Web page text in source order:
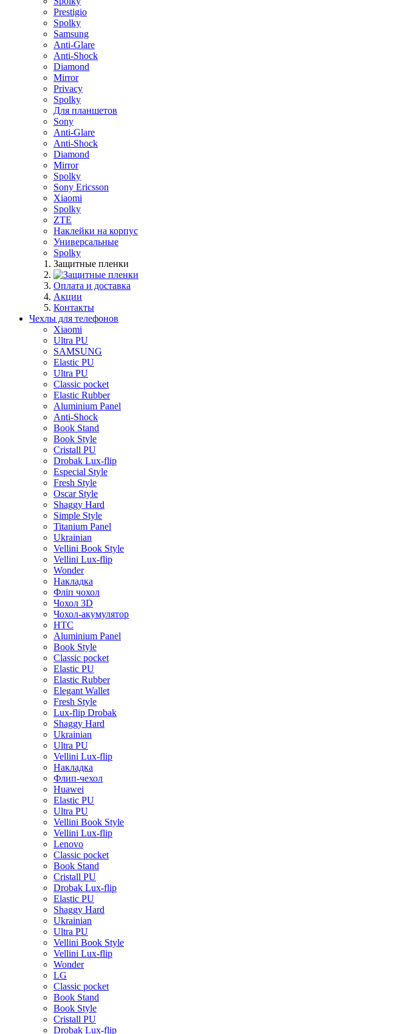
Prestigio
Spolky
Samsung
Anti-Glare
Anti-Shock
Diamond
Mirror
Privacy
Spolky
Для планшетов
Sony
Anti-Glare
Anti-Shock
Diamond
Mirror
Spolky
Sony Ericsson
Xiaomi
Spolky
ZTE
Наклейки на корпус
Универсальные
Spolky
Защитные пленки
Оплата и доставка
Акции
Контакты
Чехлы для телефонов
Xiaomi
Ultra PU
SAMSUNG
Elastic PU
Ultra PU
Classic pocket
Elastic Rubber
Aluminium Panel
Anti-Shock
Book Stand
Book Style
Cristall PU
Drobak Lux-flip
Especial Style
Fresh Style
Oscar Style
Shaggy Hard
Simple Style
Titanium Panel
Ukrainian
Vellini Book Style
Vellini Lux-flip
Wonder
Накладка
Фліп чохол
Чохол 3D
Чохол-акумулятор
HTC
Aluminium Panel
Book Style
Classic pocket
Elastic PU
Elastic Rubber
Elegant Wallet
Fresh Style
Lux-flip Drobak
Shaggy Hard
Ukrainian
Ultra PU
Vellini Lux-flip
Накладка
Флип-чехол
Huawei
Elastic PU
Ultra PU
Vellini Book Style
Vellini Lux-flip
Lenovo
Classic pocket
Book Stand
Cristall PU
Drobak Lux-flip
Elastic PU
Shaggy Hard
Ukrainian
Ultra PU
Vellini Book Style
Vellini Lux-flip
Wonder
LG
Classic pocket
Book Stand
Book Style
Cristall PU
Drobak Lux-flip